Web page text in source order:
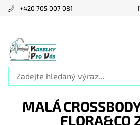
+420 705 007 081
MALÁ
FLORA&CO